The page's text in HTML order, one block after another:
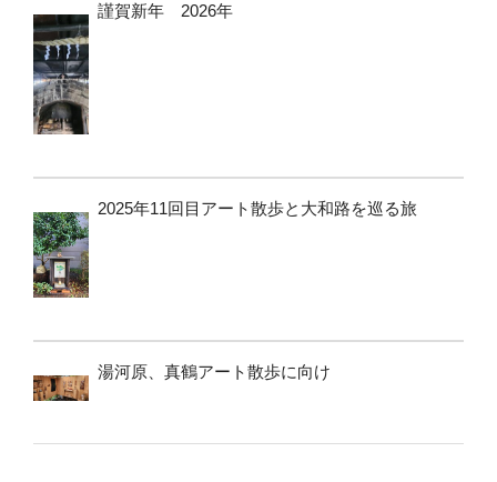
謹賀新年 2026年
2025年11回目アート散歩と大和路を巡る旅
湯河原、真鶴アート散歩に向け